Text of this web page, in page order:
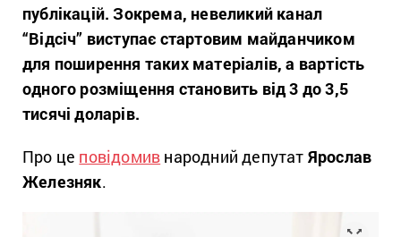
публікацій. Зокрема, невеликий канал
“Відсіч” виступає стартовим майданчиком
для поширення таких матеріалів, а вартість
одного розміщення становить від 3 до 3,5
тисячі доларів.
Про це повідомив народний депутат Ярослав
Железняк.